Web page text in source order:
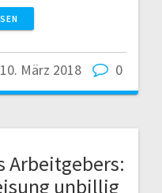
10. März 2018 0
Arbeitgebers:
unbillig